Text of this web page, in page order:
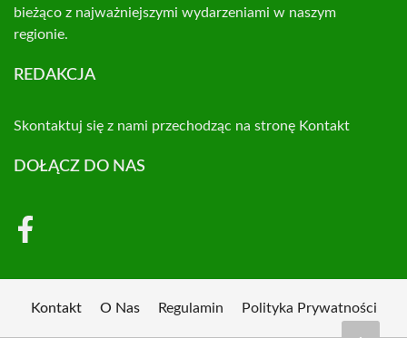
bieżąco z najważniejszymi wydarzeniami w naszym
regionie.
REDAKCJA
Skontaktuj się z nami przechodząc na stronę Kontakt
DOŁĄCZ DO NAS
Kontakt O Nas Regulamin Polityka Prywatności